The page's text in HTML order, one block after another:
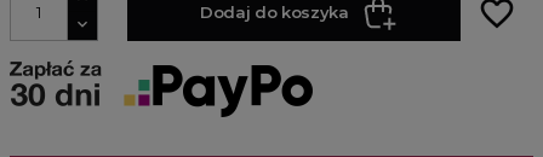
Dodaj do koszyka favorite_border